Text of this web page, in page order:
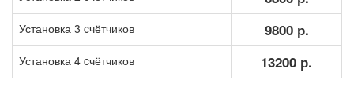
Установка 3 cчётчиков 9800 р.
Установка 4 cчётчиков 13200 р.